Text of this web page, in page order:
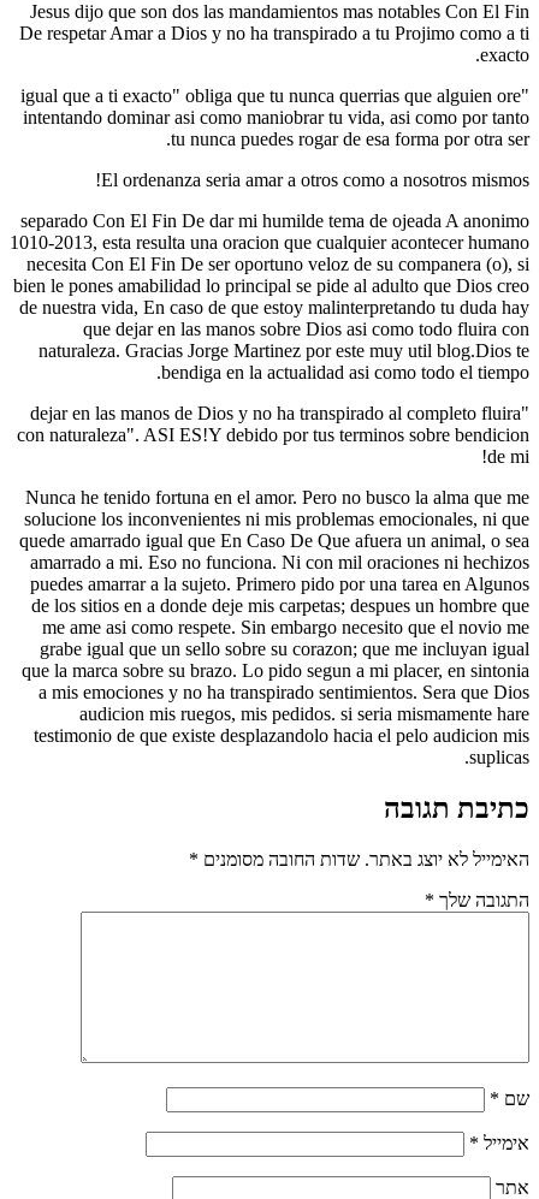
Jesus dijo que son dos las mandamientos mas notables Con El Fin
De respetar Amar a Dios y no ha transpirado a tu Projimo como a ti
exacto.
"igual que a ti exacto" obliga que tu nunca querrias que alguien ore
intentando dominar asi­ como maniobrar tu vida, asi­ como por tanto
tu nunca puedes rogar de esa forma por otra ser.
El ordenanza seri­a amar a otros como a nosotros mismos!
separado Con El Fin De dar mi humilde tema de ojeada A anonimo
1010-2013, esta resulta una oracion que cualquier acontecer humano
necesita Con El Fin De ser oportuno veloz de su companera (o), si
bien le pones amabilidad lo principal se pide al adulto que Dios creo
de nuestra vida, En caso de que estoy malinterpretando tu duda hay
que dejar en las manos sobre Dios asi­ como todo fluira con
naturaleza. Gracias Jorge Martinez por este muy util blog.Dios te
bendiga en la actualidad asi­ como todo el tiempo.
"dejar en las manos de Dios y no ha transpirado al completo fluira
con naturaleza". ASI ES!Y debido por tus terminos sobre bendicion
de mi!
Nunca he tenido fortuna en el amor. Pero no busco la alma que me
solucione los inconvenientes ni mis problemas emocionales, ni que
quede amarrado igual que En Caso De Que afuera un animal, o sea
amarrado a mi. Eso no funciona. Ni con mil oraciones ni hechizos
puedes amarrar a la sujeto. Primero pido por una tarea en Algunos
de los sitios en a donde deje mis carpetas; despues un hombre que
me ame asi­ como respete. Sin embargo necesito que el novio me
grabe igual que un sello sobre su corazon; que me incluyan igual
que la marca sobre su brazo. Lo pido segun a mi placer, en sintonia
a mis emociones y no ha transpirado sentimientos. Sera que Dios
audicion mis ruegos, mis pedidos. si seri­a mismamente hare
testimonio de que existe desplazandolo hacia el pelo audicion mis
suplicas.
כתיבת תגובה
האימייל לא יוצג באתר. שדות החובה מסומנים *
התגובה שלך *
שם *
אימייל *
אתר